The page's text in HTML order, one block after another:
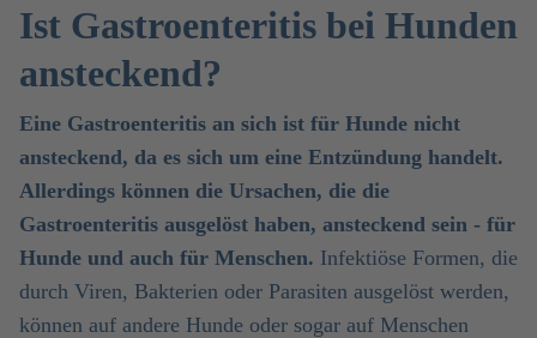
Ist Gastroenteritis bei Hunden
ansteckend?
Eine Gastroenteritis an sich ist für Hunde nicht
ansteckend, da es sich um eine Entzündung handelt.
Allerdings können die Ursachen, die die
Gastroenteritis ausgelöst haben, ansteckend sein - für
Hunde und auch für Menschen. Infektiöse Formen, die
durch Viren, Bakterien oder Parasiten ausgelöst werden,
können auf andere Hunde oder sogar auf Menschen